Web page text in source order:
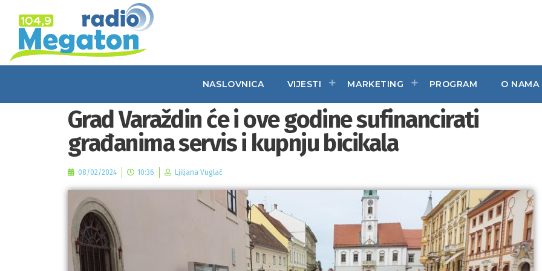
NASLOVNICA VIJESTI MARKETING PROGRAM O NAMA
Grad Varaždin će i ove godine sufinancirati
građanima servis i kupnju bicikala
08/02/2024 10:36 Ljiljana Vuglač